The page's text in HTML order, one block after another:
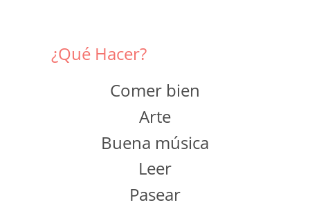
¿Qué Hacer?
Comer bien
Arte
Buena música
Leer
Pasear